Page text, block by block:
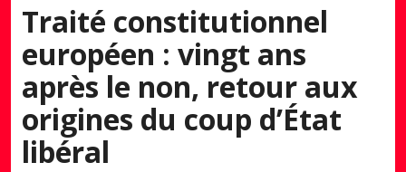
Traité constitutionnel
européen : vingt ans
après le non, retour aux
origines du coup d’État
libéral